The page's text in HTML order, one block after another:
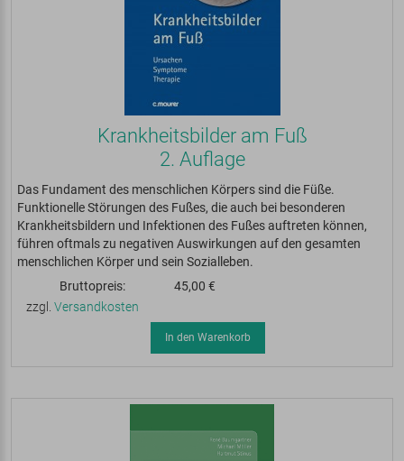
Krankheitsbilder am Fuß
2. Auflage
Das Fundament des menschlichen Körpers sind die Füße.
Funktionelle Störungen des Fußes, die auch bei besonderen
Krankheitsbildern und Infektionen des Fußes auftreten können,
führen oftmals zu negativen Auswirkungen auf den gesamten
menschlichen Körper und sein Sozialleben.
Bruttopreis:
45,00 €
zzgl. Versandkosten
In den Warenkorb